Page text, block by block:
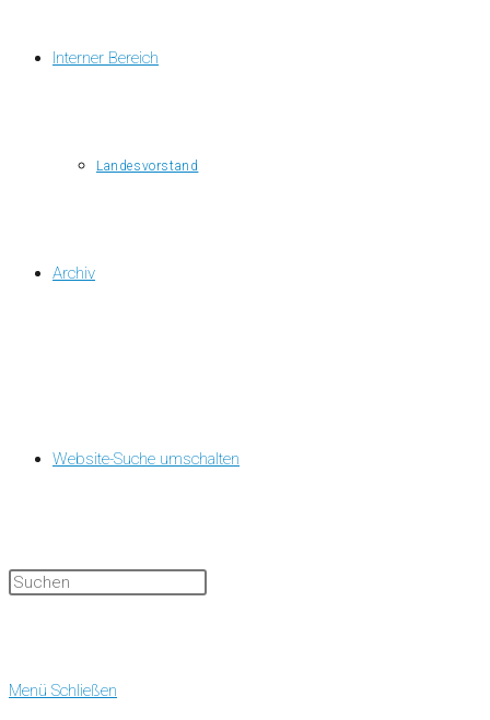
Interner Bereich
Landesvorstand
Archiv
Website-Suche umschalten
Menü Schließen